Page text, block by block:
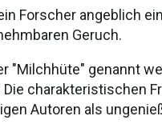
Forscher angeblich
Geruch.
"Milchhüte" genannt
charakteristischen
Autoren als